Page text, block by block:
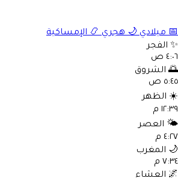
📅 ميلادي 🌙 هجري 📿 الإمساكية
✨ الفجر
٤:٠٦ ص
🌅 الشروق
٥:٤٥ ص
☀️ الظهر
١٢:٣٩ م
🌤️ العصر
٤:٢٧ م
🌙 المغرب
٧:٣٤ م
🌌 العشاء